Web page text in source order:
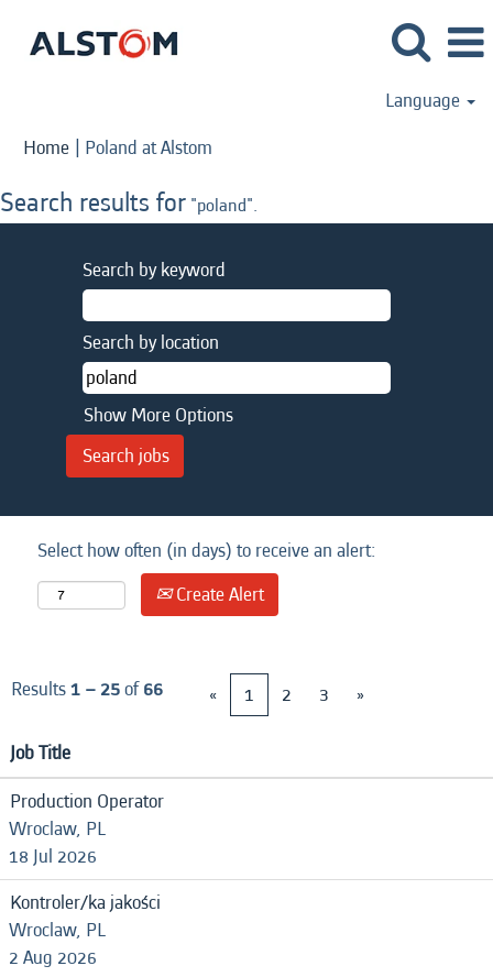
Language
Home | Poland at Alstom
Search results for "poland".
Search by keyword
Search by location
Show More Options
Select how often (in days) to receive an alert:
Create Alert
Results1 – 25of66 « 1 2 3 »
Job Title
Production Operator
Wroclaw, PL
18 Jul 2026
Kontroler/ka jakości
Wroclaw, PL
2 Aug 2026